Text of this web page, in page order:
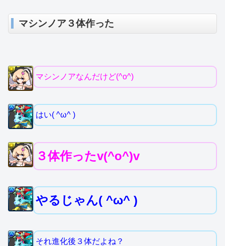
マシンノア３体作った
マシンノアなんだけど(^o^)
はい( ^ω^ )
３体作ったv(^o^)v
やるじゃん( ^ω^ )
それ進化後３体だよね？